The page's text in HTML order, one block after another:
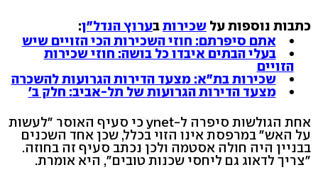
כתבות נוספות על שכירותבערוץ הנדל"ן:
אתם סיפרתם: חוזי השכירות הכי הזויים שיש
בעלי הבתים איבדו כל בושה: חוזי שכירות
הזויים
שכירות בת"א: מצעד הדירות הגרועות להשכרה
מצעד הדירות הגרועות של תל-אביב: חלק ב'
אחת הגולשות סיפרה ל-ynet כי סעיף האוסר "לעשות
על האש" במרפסת אינו הזוי בכלל, שכן אחד השכנים
בבניין היה חולה אסטמה ולכן נכתב סעיף זה בחוזה.
"צריך לדאוג גם ליחסי שכנות טובים", היא אומרת.